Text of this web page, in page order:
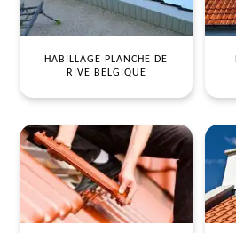
HABILLAGE PLANCHE DE
RIVE BELGIQUE